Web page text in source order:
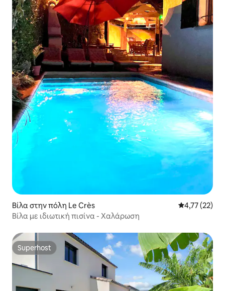
Βίλα στην πόλη Le Crès Μέση
4,77 (22)
Βίλα με ιδιωτική πισίνα - Χαλάρωση
Superhost
Superhost